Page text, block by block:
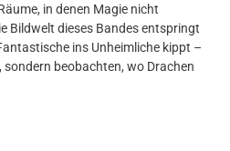
in denen Magie nicht
Bildwelt dieses Bandes entspringt
ins Unheimliche kippt –
beobachten, wo Drachen